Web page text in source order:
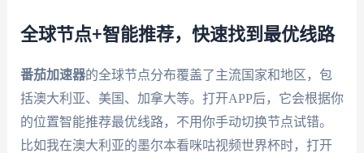
全球节点+智能推荐，快速找到最优线路
番茄加速器的全球节点分布覆盖了主流国家和地区，包
括澳大利亚、美国、加拿大等。打开APP后，它会根据你
的位置智能推荐最优线路，不用你手动切换节点试错。
比如我在澳大利亚的墨尔本看咪咕视频世界杯时，打开